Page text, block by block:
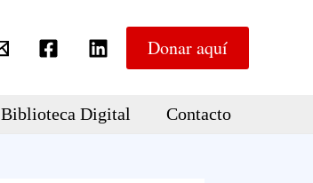
Donar aquí
Biblioteca Digital Contacto